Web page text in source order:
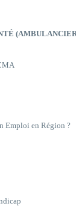
Emploi en Région ?